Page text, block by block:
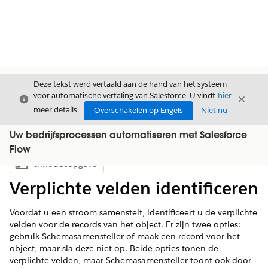
Sluiten
Deze tekst werd vertaald aan de hand van het systeem
voor automatische vertaling van Salesforce. U vindt hier
meer details.
Overschakelen op Engels Niet nu
Sluiten
Uw bedrijfsprocessen automatiseren met Salesforce
Flow
Inhoudsopgave weergeven
Inhoudsopgave
Verplichte velden identificeren
Voordat u een stroom samenstelt, identificeert u de verplichte
velden voor de records van het object. Er zijn twee opties:
gebruik Schemasamensteller of maak een record voor het
object, maar sla deze niet op. Beide opties tonen de
verplichte velden, maar Schemasamensteller toont ook door